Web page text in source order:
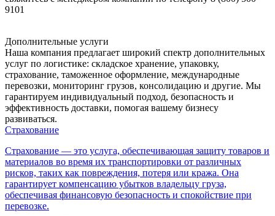
9101
Дополнительные услуги
Наша компания предлагает широкий спектр дополнительных
услуг по логистике: складское хранение, упаковку,
страхование, таможенное оформление, международные
перевозки, мониторинг грузов, консолидацию и другие. Мы
гарантируем индивидуальный подход, безопасность и
эффективность доставки, помогая вашему бизнесу
развиваться.
Страхование
Страхование — это услуга, обеспечивающая защиту товаров и
материалов во время их транспортировки от различных
рисков, таких как повреждения, потеря или кража. Она
гарантирует компенсацию убытков владельцу груза,
обеспечивая финансовую безопасность и спокойствие при
перевозке.